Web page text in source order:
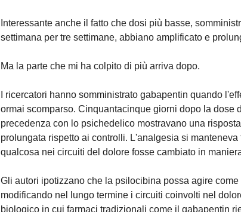
Interessante anche il fatto che dosi più basse,
settimana per tre settimane, abbiano amplificato e
Ma la parte che mi ha colpito di più arriva dopo.
I ricercatori hanno somministrato gabapentin quando
ormai scomparso. Cinquantacinque giorni dopo la dose
precedenza con lo psichedelico mostravano una
prolungata rispetto ai controlli. L'analgesia si
qualcosa nei circuiti del dolore fosse cambiato in
Gli autori ipotizzano che la psilocibina possa agire
modificando nel lungo termine i circuiti coinvolti nel
biologico in cui farmaci tradizionali come il gabapentin